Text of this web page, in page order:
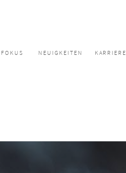
FOKUS NEUIGKEITEN KARRIERE